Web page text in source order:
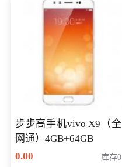
步步高手机vivo X9（全
网通）4GB+64GB
0.00
库存0